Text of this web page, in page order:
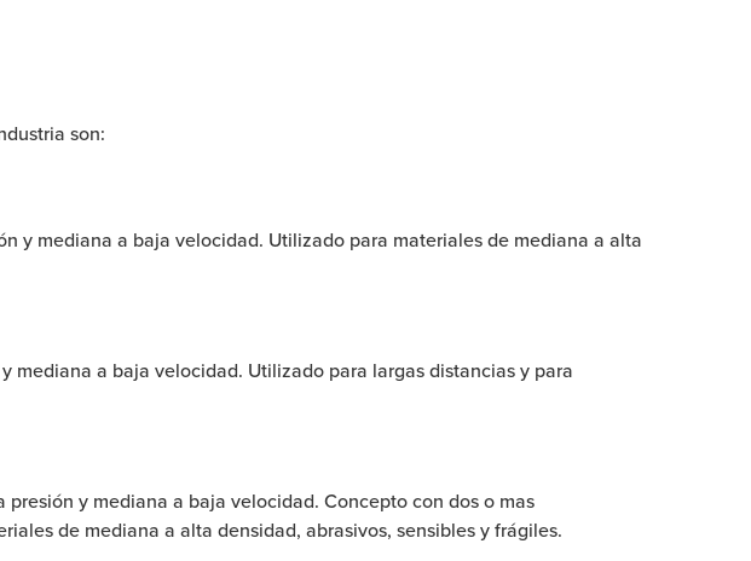
son:
y mediana a baja velocidad. Utilizado para materiales de mediana a alta
a baja velocidad. Utilizado para largas distancias y para
y mediana a baja velocidad. Concepto con dos o mas
de mediana a alta densidad, abrasivos, sensibles y frágiles.